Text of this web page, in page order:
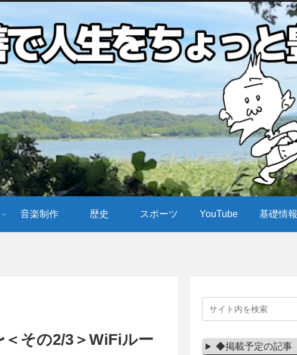
音楽制作 歴史 スポーツ YouTube 基礎情報
その2/3＞WiFiルー
◆掲載予定の記事